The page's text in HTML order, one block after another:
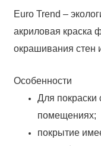
Euro Trend –
акриловая краска
окрашивания стен
Особенности
Для покраски
помещениях;
покрытие